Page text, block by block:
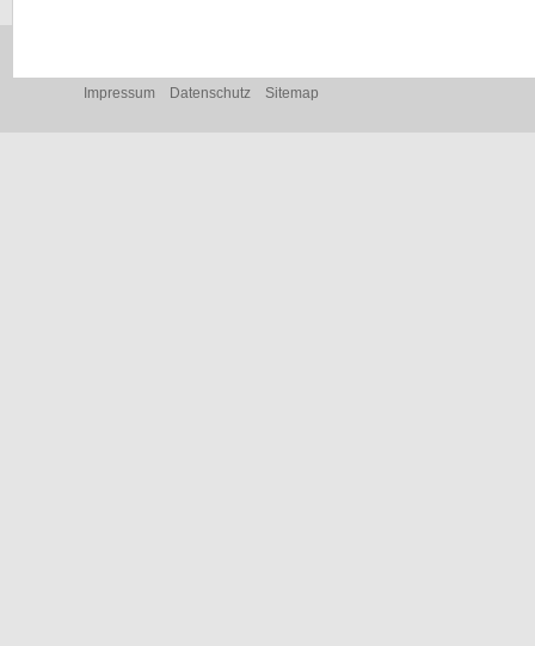
Navigation
überspringenImpressum Datenschutz Sitemap